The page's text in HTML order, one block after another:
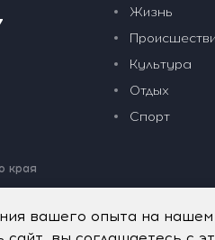
края
Жизнь
Культура
Отдых
Спорт
вашего опыта на